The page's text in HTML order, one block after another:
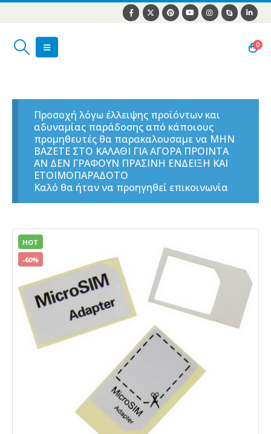
0
Προσοχή λόγω έλλειψης προϊόντων και
αδυναμίας παράδοσης από κάποιους
προμηθευτές θα παρακαλουσαμε να ΜΗΝ
ΒΑΖΕΤΕ ΣΤΟ ΚΑΛΑΘΙ ΓΙΑ ΑΓΟΡΑ ΠΡΟΙΝΤΑ
ΑΝ ΔΕΝ ΓΡΑΦΟΥΝ ΠΡΑΣΙΝΗ ΕΝΔΕΙΞΗ ΚΑΙ
ΕΤΟΙΜΟΠΑΡΑΔΟΤΟ
Καλό θα ήταν να προηγηθεί επικοινωνία
HOT
-60%